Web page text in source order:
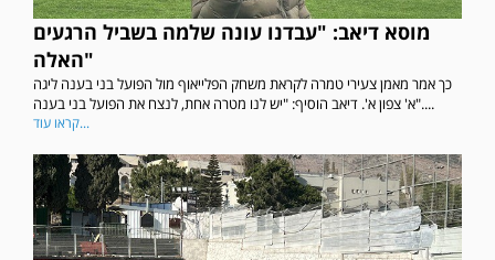
מוסא דיאב: "עבדנו עונה שלמה בשביל הרגעים
האלה"
כך אמר מאמן צעירי טמרה לקראת משחק הפלייאוף מול הפועל בני בענה ליגה
א' צפון א'. דיאב הוסיף: "יש לנו מטרה אחת, לנצח את הפועל בני בענה"....
קראו עוד...